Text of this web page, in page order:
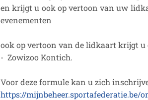
en krijgt u ook op vertoon van uw
evenementen
ook op vertoon van de lidkaart krijgt u
- Zowizoo Kontich.
Voor deze formule kan u zich
https://mijnbeheer.sportafederatie.be/